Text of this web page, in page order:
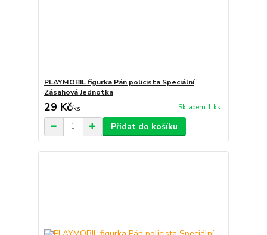
PLAYMOBIL figurka Pán policista Speciální
Zásahová Jednotka
29 Kč/ks Skladem 1 ks
Přidat do košíku